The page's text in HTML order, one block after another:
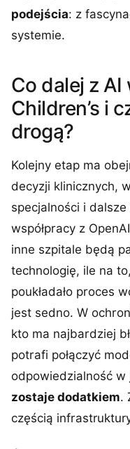
podejścia: z
systemie.
Co dalej z AI
Children’s i
drogą?
Kolejny etap ma
decyzji klinicznych,
specjalności i
współpracy z
inne szpitale będą
technologię, ile na
poukładało proces
jest sedno. W
kto ma najbardziej
potrafi połączyć
odpowiedzialność w
zostaje dodatkiem.
częścią